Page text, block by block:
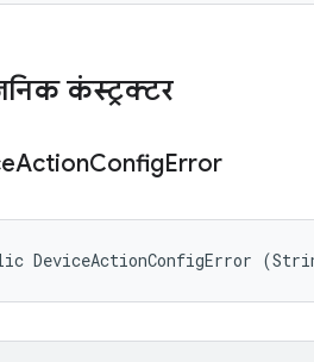
कंस्ट्रक्टर
ActionConfigError
DeviceActionConfigError